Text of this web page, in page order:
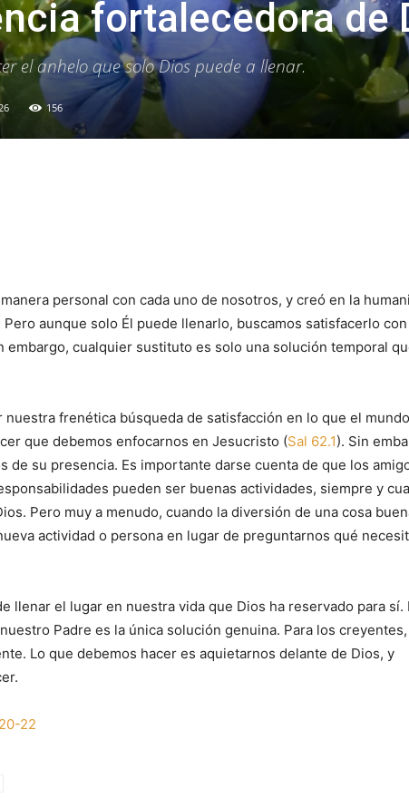
fortalecedora de
el anhelo que solo Dios puede a llenar.
156
personal con cada uno de nosotros, y creó en la
aunque solo Él puede llenarlo, buscamos satisfacerlo
embargo, cualquier sustituto es solo una solución temporal
nuestra frenética búsqueda de satisfacción en lo que el mundo
que debemos enfocarnos en Jesucristo (Sal 62.1). Sin
de su presencia. Es importante darse cuenta de que los
pueden ser buenas actividades, siempre y
Pero muy a menudo, cuando la diversión de una cosa
actividad o persona en lugar de preguntarnos qué
llenar el lugar en nuestra vida que Dios ha reservado para sí.
Padre es la única solución genuina. Para los
Lo que debemos hacer es aquietarnos delante de Dios, y
22